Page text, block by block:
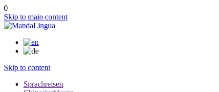
0
Skip to main content
Skip to content
Sprachreisen